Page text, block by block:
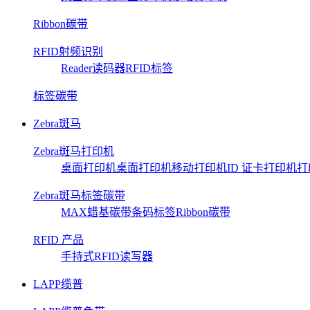
Ribbon碳带
RFID射频识别
Reader读码器RFID标签
标签碳带
Zebra斑马
Zebra斑马打印机
桌面打印机桌面打印机移动打印机ID 证卡打印机打
Zebra斑马标签碳带
MAX蜡基碳带条码标签Ribbon碳带
RFID 产品
手持式RFID读写器
LAPP缆普